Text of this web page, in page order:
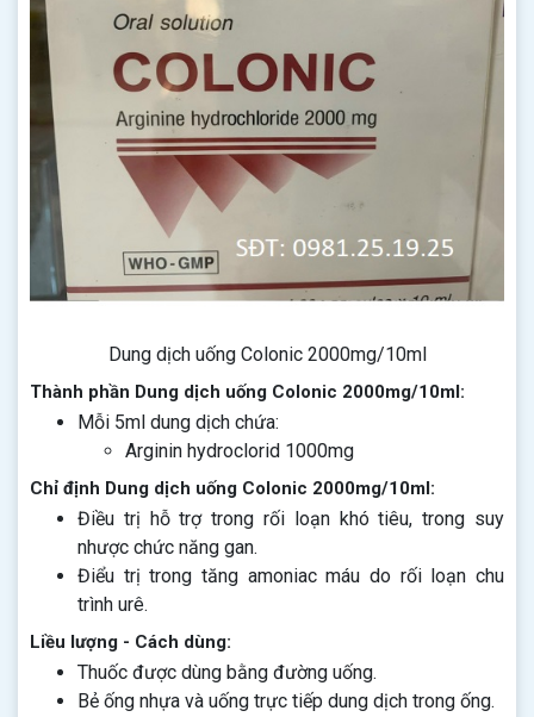
Dung dịch uống Colonic 2000mg/10ml
Thành phần Dung dịch uống Colonic 2000mg/10ml:
Mỗi 5ml dung dịch chứa:
Arginin hydroclorid 1000mg
Chỉ định Dung dịch uống Colonic 2000mg/10ml:
Điều trị hỗ trợ trong rối loạn khó tiêu, trong suy
nhược chức năng gan.
Điểu trị trong tăng amoniac máu do rối loạn chu
trình urê.
Liều lượng - Cách dùng:
Thuốc được dùng bằng đường uống.
Bẻ ống nhựa và uống trực tiếp dung dịch trong ống.